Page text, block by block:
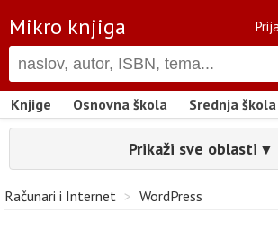
Mikro knjiga
Knjige Osnovna škola Srednja škola
Prikaži sve oblasti ▾
Računari i Internet > WordPress